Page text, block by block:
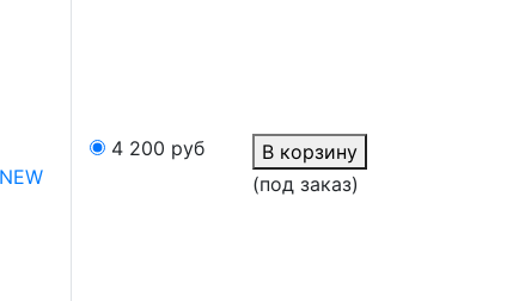
4 200 руб
В корзину
(под заказ)